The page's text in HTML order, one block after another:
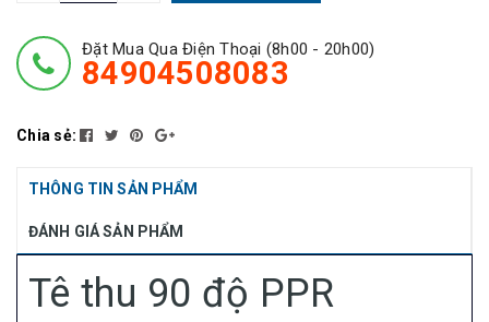
Đặt Mua Qua Điện Thoại (8h00 - 20h00)
84904508083
Chia sẻ:
THÔNG TIN SẢN PHẨM
ĐÁNH GIÁ SẢN PHẨM
Tê thu 90 độ PPR